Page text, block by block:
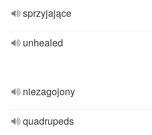
sprzyjające
unhealed
niezagojony
quadrupeds